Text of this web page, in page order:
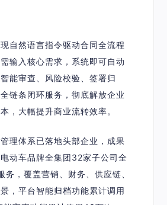
自然语言指令驱动合同全流程
需输入核心需求，系统即可自动
能审查、风险校验、签署归
链条闭环服务，彻底解放企业
，大幅提升商业流转效率。
理体系已落地头部企业，成果
动车品牌全集团32家子公司全
务，覆盖营销、财务、供应链、
，平台智能归档功能累计调用